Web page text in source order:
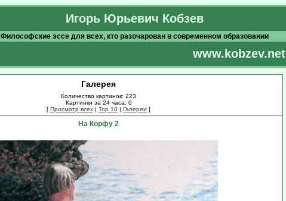
Игорь Юрьевич Кобзев
Философские эссе для всех, кто разочарован в современном образовании
www.kobzev.net
Галерея
Количество картинок: 223
Картинки за 24 часа: 0
[ Просмотр всех | Top 10 | Галереи ]
На Корфу 2